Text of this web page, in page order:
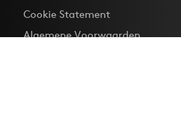
Cookie Statement
Algemene Voorwaarden